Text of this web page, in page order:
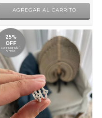
AGREGAR AL CARRITO
25%
OFF
comprando 1
o más